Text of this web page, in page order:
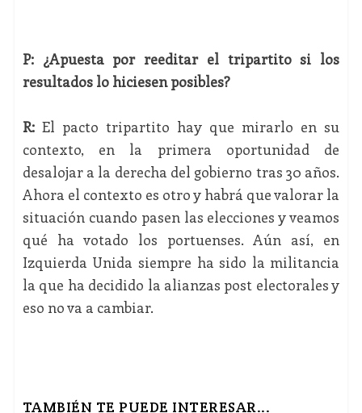
P: ¿Apuesta por reeditar el tripartito si los
resultados lo hiciesen posibles?
R:El pacto tripartito hay que mirarlo en su
contexto, en la primera oportunidad de
desalojar a la derecha del gobierno tras 30 años.
Ahora el contexto es otro y habrá que valorar la
situación cuando pasen las elecciones y veamos
qué ha votado los portuenses. Aún así, en
Izquierda Unida siempre ha sido la militancia
la que ha decidido la alianzas post electorales y
eso no va a cambiar.
TAMBIÉN TE PUEDE INTERESAR...